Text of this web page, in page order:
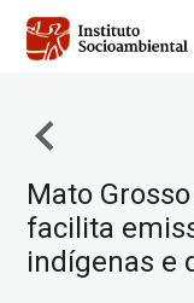
Pular
para
principal
Mato
facilita
indígenas e